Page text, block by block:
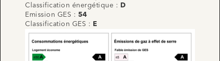
Classification énergétique :
D
Emission GES : 54
Classification GES :
E